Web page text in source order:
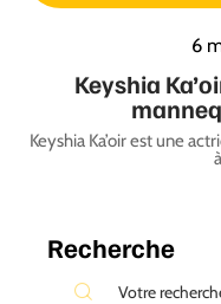
6
Keyshia
Keyshia Ka’oir est une
Recherche